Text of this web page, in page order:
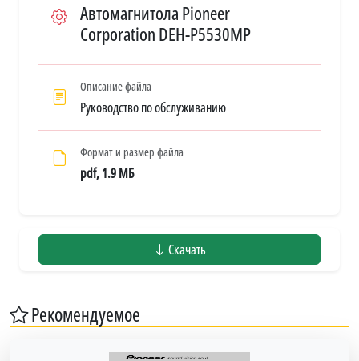
Автомагнитола Pioneer
Corporation DEH-P5530MP
Описание файла
Руководство по обслуживанию
Формат и размер файла
pdf, 1.9 МБ
Скачать
Рекомендуемое